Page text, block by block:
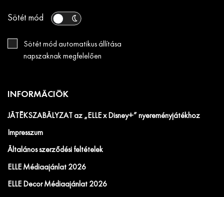
Sötét mód
Sötét mód automatikus állítása
napszaknak megfelelően
INFORMÁCIÓK
JÁTÉKSZABÁLYZAT az „ELLE x Disney+” nyereményjátékhoz
Impresszum
Általános szerződési feltételek
ELLE Médiaajánlat 2026
ELLE Decor Médiaajánlat 2026